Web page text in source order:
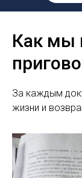
Как мы
За каждым
жизни и